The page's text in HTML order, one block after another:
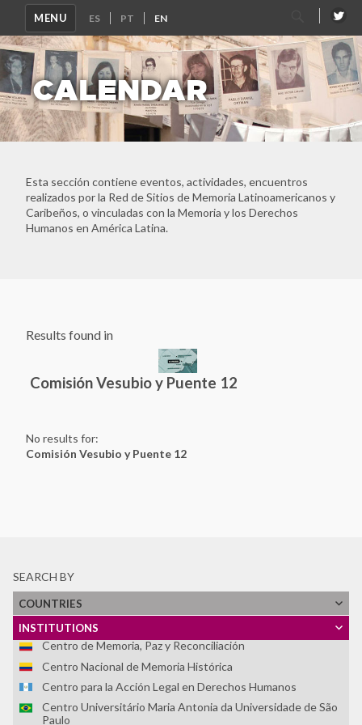
MENU
Search
for:
CALENDAR
Esta sección contiene eventos, actividades, encuentros
realizados por la Red de Sitios de Memoria Latinoamericanos y
Caribeños, o vinculadas con la Memoria y los Derechos
Humanos en América Latina.
Results found in
Comisión Vesubio y Puente 12
No results for:
Comisión Vesubio y Puente 12
SEARCH BY
COUNTRIES
INSTITUTIONS
Ver Todos
ASOCIACIÓN DE FAMILIARES DE DETENIDOS
DESAPARECIDOS Y MÁRTIRES POR LA LIBERACIÓN
NACIONAL (ASOFAMD)
Asociación Nacional de Familiares de Secuestrados,
Detenidos y Desaparecidos del Perú (ANFASEP)
Asociación por la Memoria y los Derechos Humanos
"Colonia Dignidad"
Centro de Investigaciones Históricas de los Movimientos
Sociales
Centro de la Memoria Monseñor Juan Gerardi
Centro de Memoria, Paz y Reconciliación
Centro de Memoria, Paz y Reconciliación
Centro Nacional de Memoria Histórica
Centro para la Acción Legal en Derechos Humanos
Centro Universitário Maria Antonia da Universidade de São
Paulo